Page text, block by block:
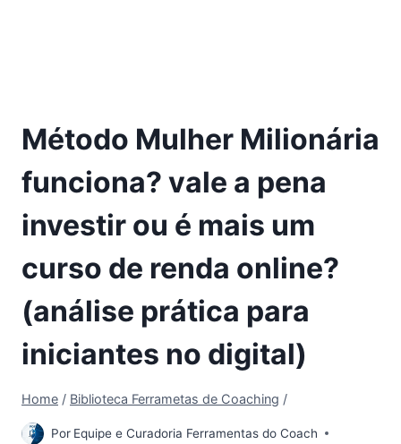
Método Mulher Milionária
funciona? vale a pena
investir ou é mais um
curso de renda online?
(análise prática para
iniciantes no digital)
Home / Biblioteca Ferrametas de Coaching /
Por Equipe e Curadoria Ferramentas do Coach